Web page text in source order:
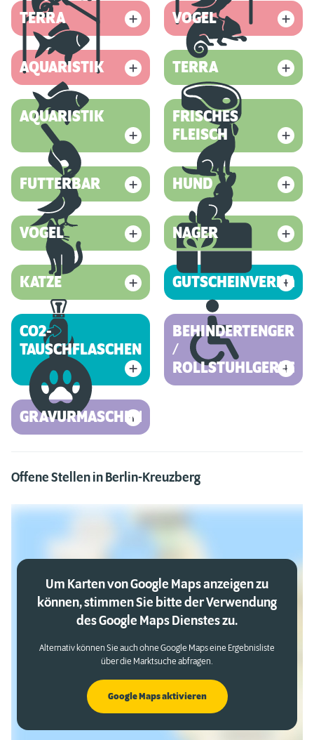
TERRA VOGEL
AQUARISTIK TERRA
AQUARISTIK
FRISCHES
FLEISCH
FUTTERBAR HUND
VOGEL NAGER
KATZE GUTSCHEINVERKAUF
CO2-
TAUSCHFLASCHEN
/
ROLLSTUHLGERECHT
GRAVURMASCHINE
Offene Stellen in Berlin-Kreuzberg
Um Karten von Google Maps anzeigen zu
können, stimmen Sie bitte der Verwendung
des Google Maps Dienstes zu.
Alternativ können Sie auch ohne Google Maps eine Ergebnisliste
über die Marktsuche abfragen.
Google Maps aktivieren